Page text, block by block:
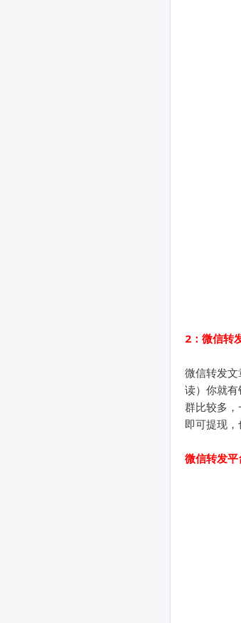
2：微信转
微信转发
读）你就
群比较多
即可提现
微信转发平